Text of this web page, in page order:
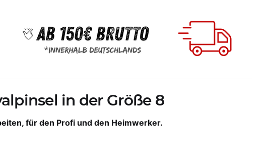
in der Größe 8
für den Profi und den Heimwerker.